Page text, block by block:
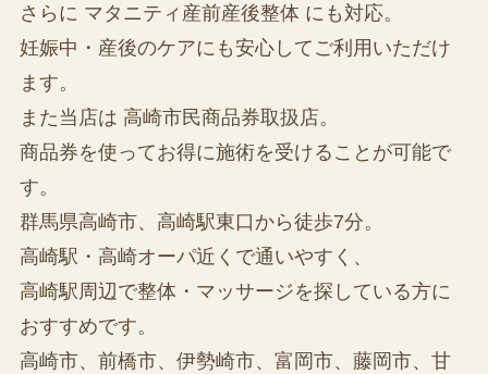
さらに マタニティ産前産後整体 にも対応。
妊娠中・産後のケアにも安心してご利用いただけ
ます。
また当店は 高崎市民商品券取扱店。
商品券を使ってお得に施術を受けることが可能で
す。
群馬県高崎市、高崎駅東口から徒歩7分。
高崎駅・高崎オーパ近くで通いやすく、
高崎駅周辺で整体・マッサージを探している方に
おすすめです。
高崎市、前橋市、伊勢崎市、富岡市、藤岡市、甘